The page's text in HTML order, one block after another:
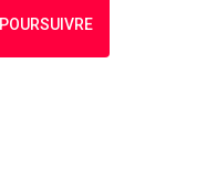
POURSUIVRE